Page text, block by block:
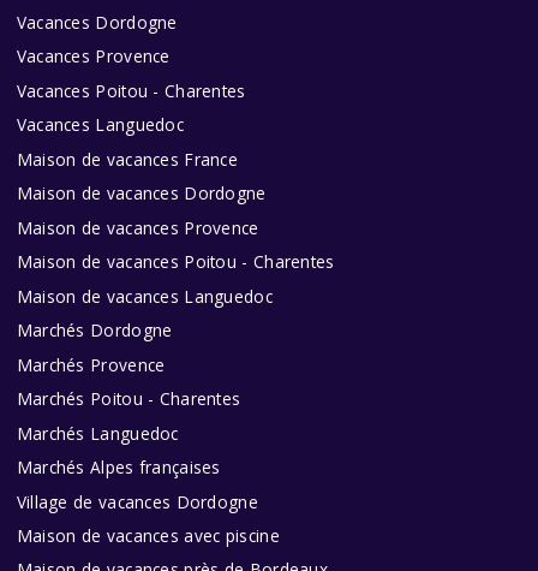
Vacances Dordogne
Vacances Provence
Vacances Poitou - Charentes
Vacances Languedoc
Maison de vacances France
Maison de vacances Dordogne
Maison de vacances Provence
Maison de vacances Poitou - Charentes
Maison de vacances Languedoc
Marchés Dordogne
Marchés Provence
Marchés Poitou - Charentes
Marchés Languedoc
Marchés Alpes françaises
Village de vacances Dordogne
Maison de vacances avec piscine